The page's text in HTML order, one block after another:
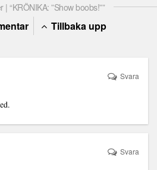
“KRÖNIKA: ”Show boobs!””
Tillbaka upp
Svara
Svara